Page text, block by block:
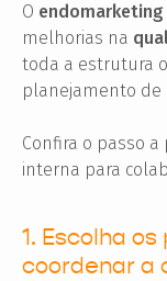
O endomarketing
melhorias na
toda a estrutura
planejamento de
Confira o passo
interna para
1. Escolha
coordenar a